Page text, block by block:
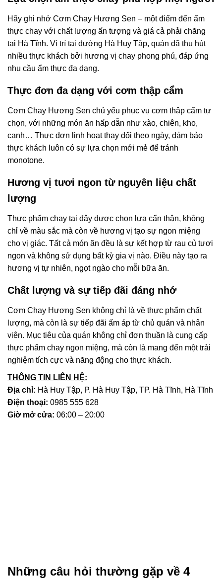
Hãy ghi nhớ Cơm Chay Hương Sen – một điểm đến ẩm
thực chay với chất lượng ấn tượng và giá cả phải chăng
tại Hà Tĩnh. Vị trí tại đường Hà Huy Tập, quán đã thu hút
nhiều thực khách bởi hương vị chay phong phú, đáp ứng
nhu cầu ẩm thực đa dạng.
Thực đơn đa dạng với cơm thập cẩm
Cơm Chay Hương Sen chủ yếu phục vụ cơm thập cẩm tự
chọn, với những món ăn hấp dẫn như xào, chiên, kho,
canh… Thực đơn linh hoạt thay đổi theo ngày, đảm bảo
thực khách luôn có sự lựa chọn mới mẻ để tránh
monotone.
Hương vị tươi ngon từ nguyên liệu chất
lượng
Thực phẩm chay tại đây được chọn lựa cẩn thận, không
chỉ về màu sắc mà còn về hương vị tạo sự ngon miệng
cho vị giác. Tất cả món ăn đều là sự kết hợp từ rau củ tươi
ngon và không sử dụng bất kỳ gia vị nào. Điều này tạo ra
hương vị tự nhiên, ngọt ngào cho mỗi bữa ăn.
Chất lượng và sự tiếp đãi đáng nhớ
Cơm Chay Hương Sen không chỉ là về thực phẩm chất
lượng, mà còn là sự tiếp đãi ấm áp từ chủ quán và nhân
viên. Mục tiêu của quán không chỉ đơn thuần là cung cấp
thực phẩm chay ngon miệng, mà còn là mang đến một trải
nghiệm tích cực và năng động cho thực khách.
THÔNG TIN LIÊN HỆ:
Địa chỉ: Hà Huy Tập, P. Hà Huy Tập, TP. Hà Tĩnh, Hà Tĩnh
Điện thoại: 0985 555 628
Giờ mở cửa: 06:00 – 20:00
Những câu hỏi thường gặp về 4